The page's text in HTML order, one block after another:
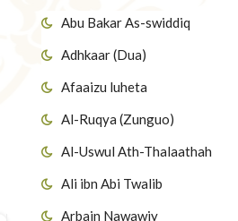
Abu Bakar As-swiddiq
Adhkaar (Dua)
Afaaizu luheta
Al-Ruqya (Zunguo)
Al-Uswul Ath-Thalaathah
Ali ibn Abi Twalib
Arbain Nawawiy